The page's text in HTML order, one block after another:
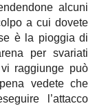
alcuni
a cui dovete
è la pioggia di
per svariati
raggiunge può
vedete che
l’attacco